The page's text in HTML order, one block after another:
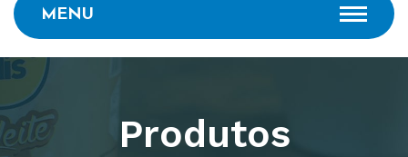
MENU
Produtos